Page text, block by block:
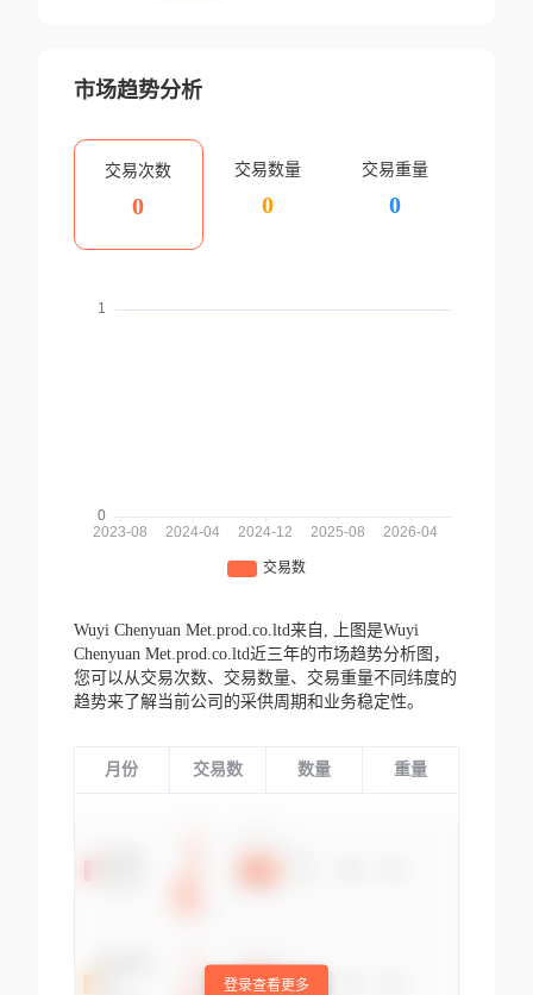
市场趋势分析
交易次数
0
交易数量
0
交易重量
0
Wuyi Chenyuan Met.prod.co.ltd来自,
上图是Wuyi
Chenyuan Met.prod.co.ltd近三年的市场趋势分析图，
您可以从交易次数、交易数量、交易重量不同纬度的
趋势来了解当前公司的采供周期和业务稳定性。
月份 交易数 数量 重量
登录查看更多